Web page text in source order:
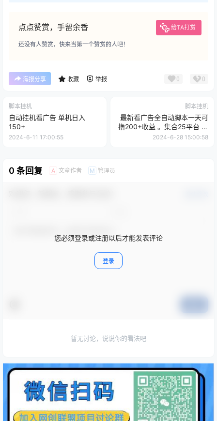
点点赞赏，手留余香 给TA打赏
还没有人赞赏，快来当第一个赞赏的人吧！
海报分享 收藏 举报 0 0
脚本挂机
自动挂机看广告 单机日入
150+
2024-6-11 17:00:55
脚本挂机
最新看广告全自动脚本一天可
撸200+收益 。集合25平台 ，
无任何费用
2024-6-28 15:00:58
0 条回复 A 文章作者 M 管理员
您必须登录或注册以后才能发表评论
登录
暂无讨论，说说你的看法吧